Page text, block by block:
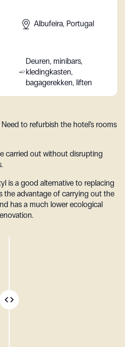
Albufeira, Portugal
Deuren, minibars,
kledingkasten,
bagagerekken, liften
Need to refurbish the hotel’s rooms
carried out without disrupting
is a good alternative to replacing
the advantage of carrying out the
has a much lower ecological